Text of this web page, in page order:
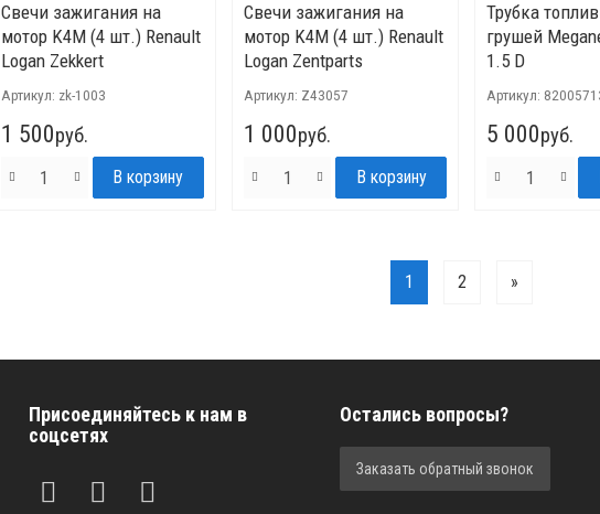
Свечи зажигания на
мотор K4M (4 шт.) Renault
Logan Zekkert
Артикул: zk-1003
1 500руб.
Свечи зажигания на
мотор K4M (4 шт.) Renault
Logan Zentparts
Артикул: Z43057
1 000руб.
Трубка
грушей
1.5 D
Артикул:
5 000руб.
1 2 »
Присоединяйтесь к нам в
соцсетях
Остались вопросы?
Заказать обратный звонок